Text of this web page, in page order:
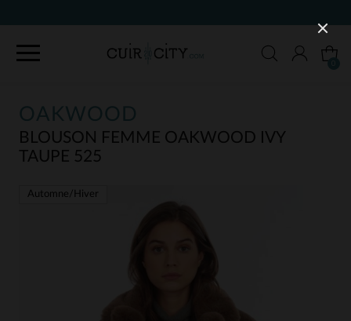
OAKWOOD
BLOUSON FEMME OAKWOOD IVY
TAUPE 525
Automne/Hiver